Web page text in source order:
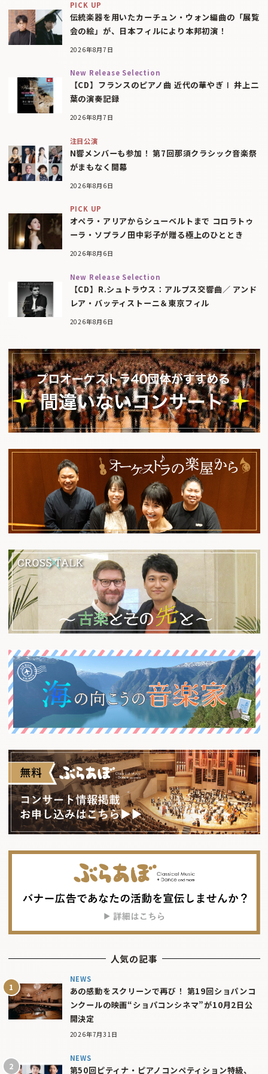
PICK UP
伝統楽器を用いたカーチュン・ウォン編曲の「展覧
会の絵」が、日本フィルにより本邦初演！
2026年8月7日
New Release Selection
【CD】フランスのピアノ曲 近代の華やぎⅠ 井上二
葉の演奏記録
2026年8月7日
注目公演
N響メンバーも参加！ 第7回那須クラシック音楽祭
がまもなく開幕
2026年8月6日
PICK UP
オペラ・アリアからシューベルトまで コロラトゥ
ーラ・ソプラノ田中彩子が贈る極上のひととき
2026年8月6日
New Release Selection
【CD】R.シュトラウス：アルプス交響曲／ アンド
レア・バッティストーニ＆東京フィル
2026年8月6日
人気の記事
NEWS
あの感動をスクリーンで再び！ 第19回ショパンコ
ンクールの映画“ショパコンシネマ”が10月2日公
開決定
2026年7月31日
NEWS
第50回ピティナ・ピアノコンペティション特級、